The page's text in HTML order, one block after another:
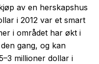
av en herskapshus
i 2012 var et smart
i området har økt i
gang, og kan
millioner dollar i